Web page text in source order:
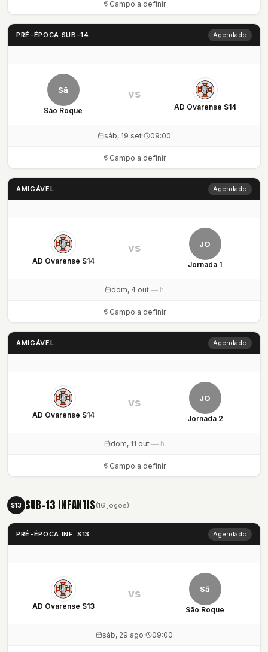
Campo a definir
PRÉ-ÉPOCA SUB-14 Agendado
Sã
São Roque AD Ovarense S14
vs
sáb, 19 set· 09:00
Campo a definir
AMIGÁVEL Agendado
AD Ovarense S14
JO
Jornada 1
vs
dom, 4 out·— h
Campo a definir
AMIGÁVEL Agendado
AD Ovarense S14
JO
Jornada 2
vs
dom, 11 out·— h
Campo a definir
S13 SUB-13 INFANTIS (16 jogos)
PRÉ-ÉPOCA INF. S13 Agendado
AD Ovarense S13
Sã
São Roque
vs
sáb, 29 ago· 09:00